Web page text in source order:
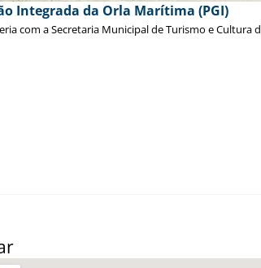
Integrada da Orla Marítima (PGI)
com a Secretaria Municipal de Turismo e